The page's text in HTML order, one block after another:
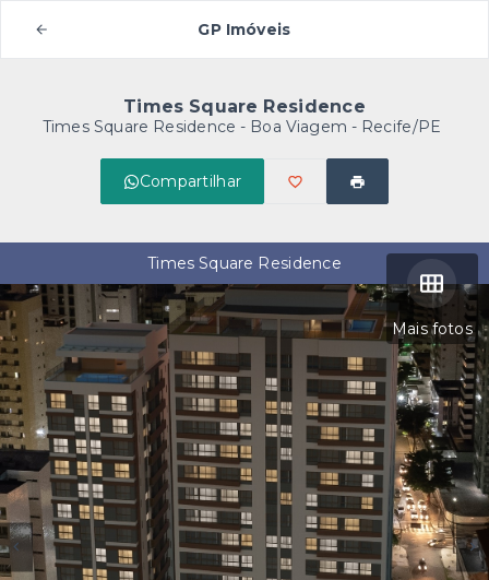
GP Imóveis
Times Square Residence
Times Square Residence - Boa Viagem - Recife/PE
Compartilhar
Mais fotos
Times Square Residence